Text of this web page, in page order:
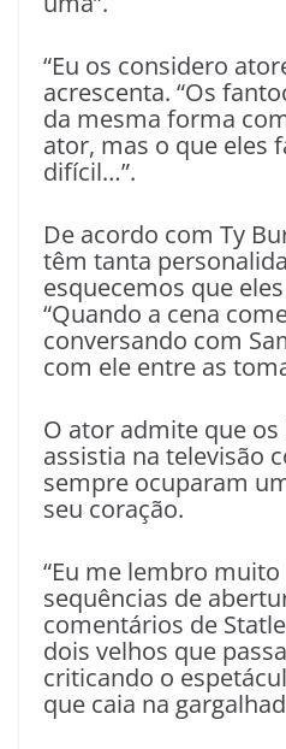
“Eu os considero
acrescenta. “Os
da mesma forma
ator, mas o que eles
difícil…”.
De acordo com Ty
têm tanta
esquecemos que
“Quando a cena
conversando com
com ele entre as
O ator admite que
assistia na televisão
sempre ocuparam
seu coração.
“Eu me lembro
sequências de
comentários de
dois velhos que
criticando o
que caia na